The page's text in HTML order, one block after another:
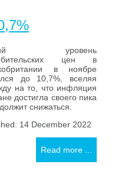
уровень
цен в
в ноябре
до 10,7%, вселяя
на то, что инфляция
достигла своего пика
снижаться.
14 December 2022
Read more ...